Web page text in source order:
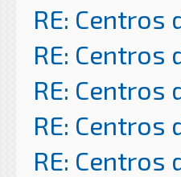
RE: Centros
RE: Centros
RE: Centros
RE: Centros
RE: Centros